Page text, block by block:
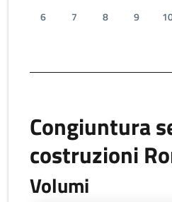
6
7 8 9
Congiuntura
costruzioni
Volumi